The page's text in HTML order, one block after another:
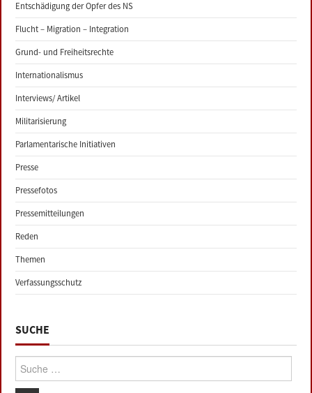
Entschädigung der Opfer des NS
Flucht – Migration – Integration
Grund- und Freiheitsrechte
Internationalismus
Interviews/ Artikel
Militarisierung
Parlamentarische Initiativen
Presse
Pressefotos
Pressemitteilungen
Reden
Themen
Verfassungsschutz
SUCHE
Suche: